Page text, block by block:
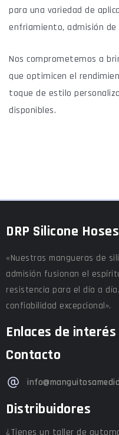
para una variedad de
enfriamiento, admisión
Nos comprometemos a
que optimicen el
toque de estilo
disponibles.
DRP Silicone Hoses
«Nuestras mangueras de
admisión fusionan el
resistencia para el día a
confiabilidad excepcional».
Enlaces de interés
Contacto
Distribuidores
¿Tienes un taller de